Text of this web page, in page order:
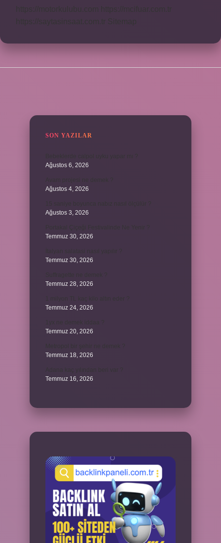
SON YAZILAR
Ağustos 6, 2026
Ağustos 4, 2026
Ağustos 3, 2026
Temmuz 30, 2026
Temmuz 30, 2026
Temmuz 28, 2026
Temmuz 24, 2026
Temmuz 20, 2026
Temmuz 18, 2026
Temmuz 16, 2026